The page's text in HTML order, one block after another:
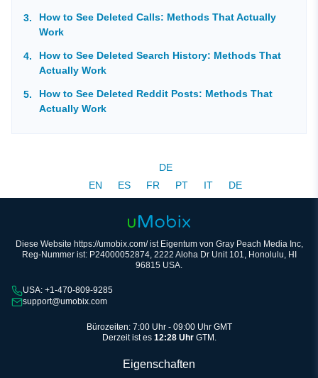
How to See Deleted Calls: Methods That Actually
Work
How to See Deleted Search History: Methods That
Actually Work
How to See Deleted Reddit Posts: Methods That
Actually Work
DE
EN
ES FR PT IT DE
Diese Website https://umobix.com/ ist Eigentum von Gray Peach Media Inc,
Reg-Nummer ist: P24000052874, 2222 Aloha Dr Unit 101, Honolulu, HI
96815 USA.
USA: +1-470-809-9285
support@umobix.com
Bürozeiten: 7:00 Uhr - 09:00 Uhr GMT
Derzeit ist es 12:28 UhrGTM.
Eigenschaften